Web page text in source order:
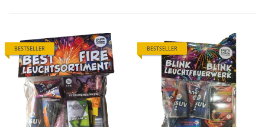
BESTSELLER BESTSELLER